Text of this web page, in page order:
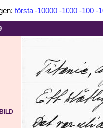
första -10000 -1000 -100 -
BILD